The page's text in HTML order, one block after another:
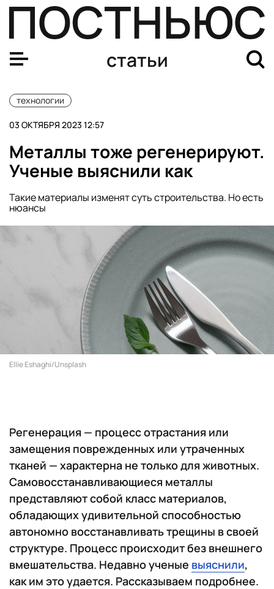
статьи
технологии
03 ОКТЯБРЯ 2023 12:57
Металлы тоже регенерируют.
Ученые выяснили как
Такие материалы изменят суть строительства. Но есть
нюансы
Ellie Eshaghi/Unsplash
Регенерация — процесс отрастания или
замещения поврежденных или утраченных
тканей — характерна не только для животных.
Самовосстанавливающиеся металлы
представляют собой класс материалов,
обладающих удивительной способностью
автономно восстанавливать трещины в своей
структуре. Процесс происходит без внешнего
вмешательства. Недавно ученые выяснили,
как им это удается. Рассказываем подробнее.
Как передовые технологии изменили медицину в 2023